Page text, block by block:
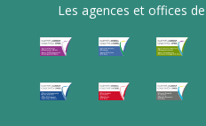
Les agences et offices